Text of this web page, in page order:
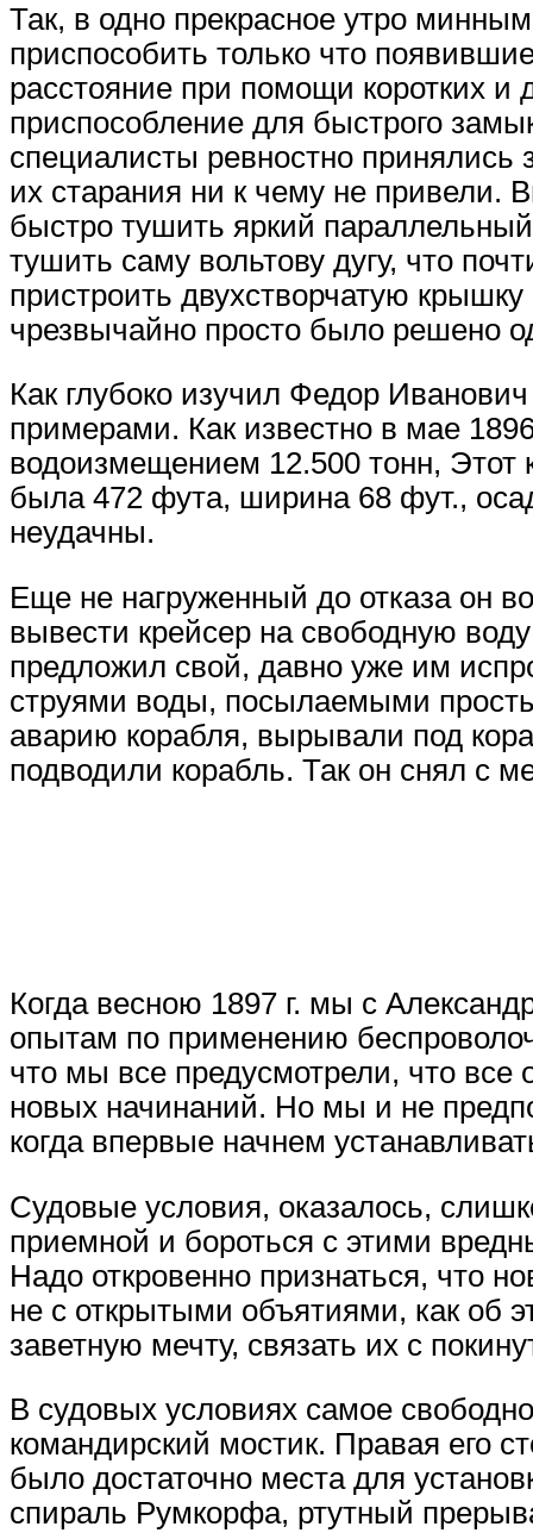
Так, в одно прекрасное утро
приспособить только что
расстояние при помощи коротких
приспособление для быстрого
специалисты ревностно принялись
их старания ни к чему не
быстро тушить яркий
тушить саму вольтову дугу, что
пристроить двухстворчатую
чрезвычайно просто было решено
Как глубоко изучил Федор
примерами. Как известно в мае
водоизмещением 12.500 тонн, Этот
была 472 фута, ширина 68 фут.,
неудачны.
Еще не нагруженный до отказа он
вывести крейсер на свободную
предложил свой, давно уже им
струями воды, посылаемыми
аварию корабля, вырывали под
подводили корабль. Так он снял с
Когда весною 1897 г. мы с
опытам по применению
что мы все предусмотрели, что
новых начинаний. Но мы и не
когда впервые начнем
Судовые условия, оказалось,
приемной и бороться с этими
Надо откровенно признаться, что
не с открытыми объятиями, как об
заветную мечту, связать их с
В судовых условиях самое
командирский мостик. Правая его
было достаточно места для
спираль Румкорфа, ртутный